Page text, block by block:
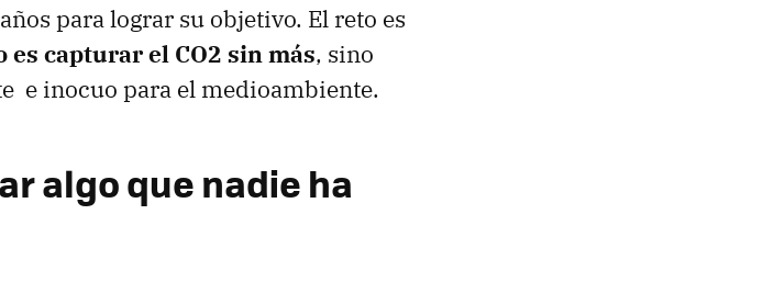
para lograr su objetivo. El reto es
es capturar el CO2 sin más, sino
e inocuo para el medioambiente.
algo que nadie ha